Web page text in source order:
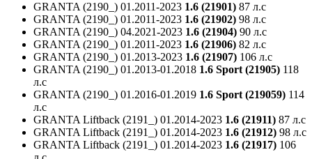
GRANTA (2190_) 01.2011-2023 1.6 (21901) 87 л.с
GRANTA (2190_) 01.2011-2023 1.6 (21902) 98 л.с
GRANTA (2190_) 04.2021-2023 1.6 (21904) 90 л.с
GRANTA (2190_) 01.2011-2023 1.6 (21906) 82 л.с
GRANTA (2190_) 01.2013-2023 1.6 (21907) 106 л.с
GRANTA (2190_) 01.2013-01.2018 1.6 Sport (21905) 118
л.с
GRANTA (2190_) 01.2016-01.2019 1.6 Sport (219059) 114
л.с
GRANTA Liftback (2191_) 01.2014-2023 1.6 (21911) 87 л.с
GRANTA Liftback (2191_) 01.2014-2023 1.6 (21912) 98 л.с
GRANTA Liftback (2191_) 01.2014-2023 1.6 (21917) 106